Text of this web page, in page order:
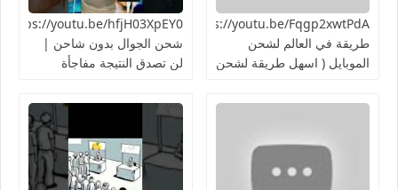
https://youtu.be/Fqgp2xwtPdAأغرب
طريقة في العالم لشحن
الموبايل ( اسهل طريقة لشحن
هتنجح؟
شحن الجوال بدون شاحن |
لن تصدق النتيجة مفاجأة